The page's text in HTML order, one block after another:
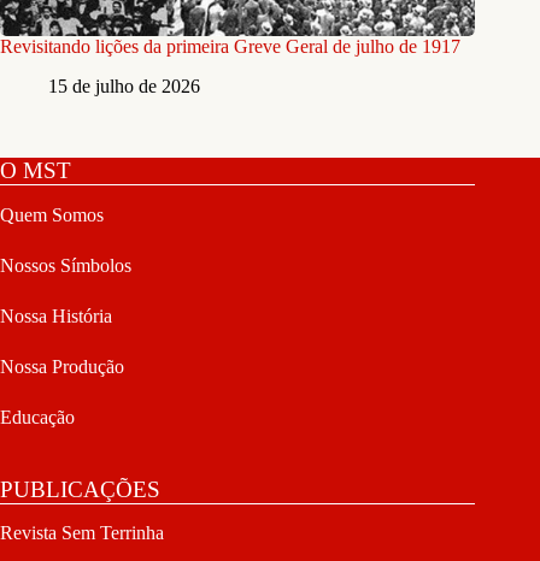
Revisitando lições da primeira Greve Geral de julho de 1917
15 de julho de 2026
O MST
Quem Somos
Nossos Símbolos
Nossa História
Nossa Produção
Educação
PUBLICAÇÕES
Revista Sem Terrinha